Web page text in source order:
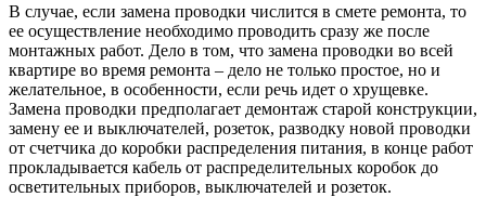
В случае, если замена проводки числится в смете ремонта, то
ее осуществление необходимо проводить сразу же после
монтажных работ. Дело в том, что замена проводки во всей
квартире во время ремонта – дело не только простое, но и
желательное, в особенности, если речь идет о хрущевке.
Замена проводки предполагает демонтаж старой конструкции,
замену ее и выключателей, розеток, разводку новой проводки
от счетчика до коробки распределения питания, в конце работ
прокладывается кабель от распределительных коробок до
осветительных приборов, выключателей и розеток.